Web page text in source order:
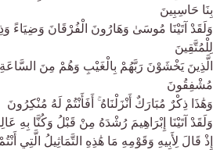
بِنَا حَاسِبِينَ
وَلَقَدْ آتَيْنَا مُوسَىٰ وَهَارُونَ الْفُرْقَانَ وَضِيَاءً
لِلْمُتَّقِينَ
الَّذِينَ يَخْشَوْنَ رَبَّهُمْ بِالْغَيْبِ وَهُمْ مِنَ السَّاعَةِ
مُشْفِقُونَ
وَهَٰذَا ذِكْرٌ مُبَارَكٌ أَنْزَلْنَاهُ ۚ أَفَأَنْتُمْ لَهُ مُنْكِرُونَ
وَلَقَدْ آتَيْنَا إِبْرَاهِيمَ رُشْدَهُ مِنْ قَبْلُ وَكُنَّا بِهِ
إِذْ قَالَ لِأَبِيهِ وَقَوْمِهِ مَا هَٰذِهِ التَّمَاثِيلُ الَّتِي